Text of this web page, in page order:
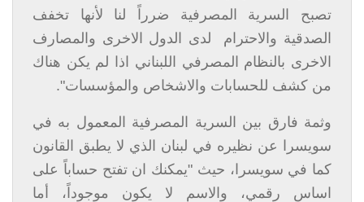
تصبح السرية المصرفية ضرراً لنا لأنها تخفف
الصدقية والاحترام لدى الدول الاخرى والمصارف
الاخرى بالنظام المصرفي اللبناني اذا لم يكن هناك
من كشف للحسابات والاشخاص والمؤسسات".
وثمة فارق بين السرية المصرفية المعمول به في
سويسرا عن نظيره في لبنان الذي لا يطبق القانون
كما في سويسرا، حيث "يمكنك ان تفتح حساباً على
اساس رقمي، والاسم لا يكون موجوداً، أما